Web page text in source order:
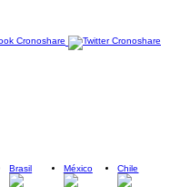
Brasil México Chile